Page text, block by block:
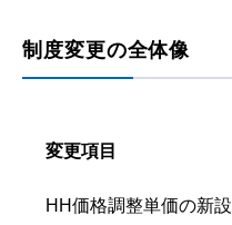
制度変更の全体像
変更項目
HH価格調整単価の新設